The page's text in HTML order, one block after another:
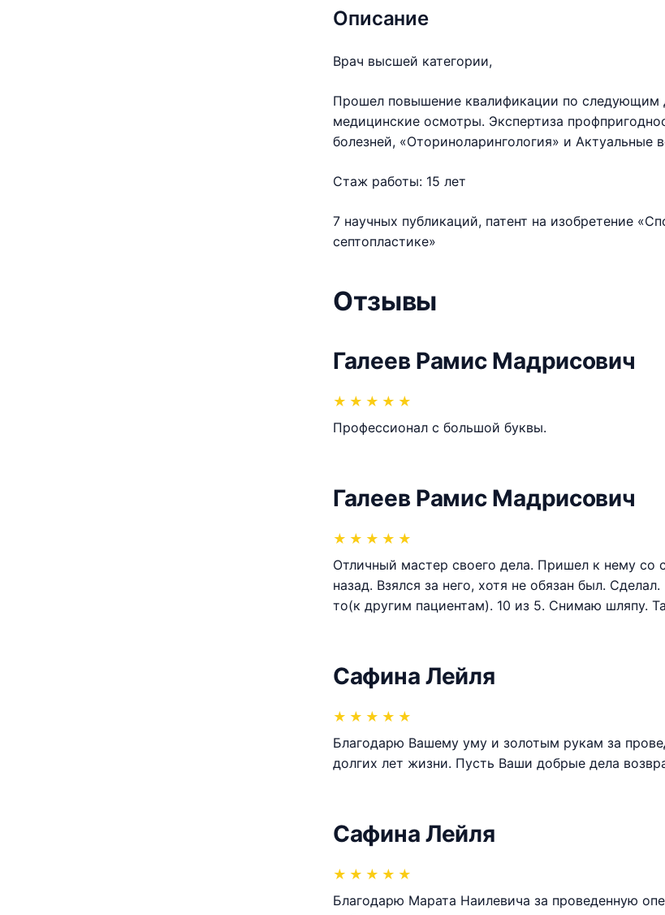
Описание
Врач высшей категории,
Прошел повышение квалификации по следующим
медицинские осмотры. Экспертиза
болезней, «Оториноларингология» и Актуальные
Стаж работы: 15 лет
7 научных публикаций, патент на изобретение
септопластике»
Отзывы
Галеев Рамис Мадрисович
★ ★ ★ ★ ★
Профессионал с большой буквы.
Галеев Рамис Мадрисович
★ ★ ★ ★ ★
Отличный мастер своего дела. Пришел к нему
назад. Взялся за него, хотя не обязан был.
то(к другим пациентам). 10 из 5. Снимаю шляпу.
Сафина Лейля
★ ★ ★ ★ ★
Благодарю Вашему уму и золотым рукам за
долгих лет жизни. Пусть Ваши добрые дела
Сафина Лейля
★ ★ ★ ★ ★
Благодарю Марата Наилевича за проведенную